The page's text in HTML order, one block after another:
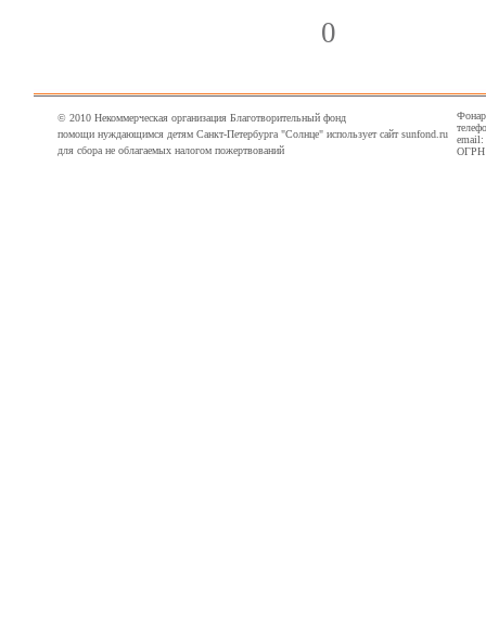
0
© 2010 Некоммерческая организация Благотворительный фонд
помощи нуждающимся детям Санкт-Петербурга "Солнце" использует сайт sunfond.ru
для сбора не облагаемых налогом пожертвований
email:
ОГРН